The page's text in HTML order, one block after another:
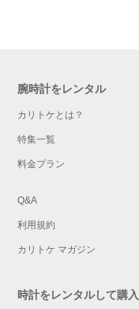
腕時計をレンタル
カリトケとは？
特集一覧
料金プラン
Q&A
利用規約
カリトケ マガジン
時計をレンタルして購